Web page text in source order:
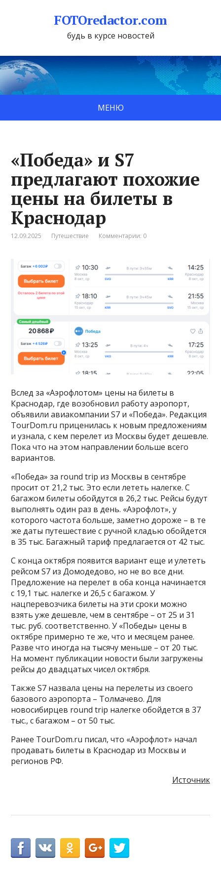
FOTOredactor.com
будь в курсе новостей
МЕНЮ
«Победа» и S7
предлагают похожие
цены на билеты в
Краснодар
12.09.2025 Путешествие Комментарии: 0
Вслед за «Аэрофлотом» цены на билеты в
Краснодар, где возобновил работу аэропорт,
объявили авиакомпании S7 и «Победа». Редакция
TourDom.ru приценилась к новым предложениям
и узнала, с кем перелет из Москвы будет дешевле.
Пока что на этом направлении больше всего
вариантов.
«Победа» за round trip из Москвы в сентябре
просит от 21,2 тыс. Это если лететь налегке. С
багажом билеты обойдутся в 26,2 тыс. Рейсы будут
выполнять один раз в день. «Аэрофлот», у
которого частота больше, заметно дороже – в те
же даты путешествие с ручной кладью обойдется
в 35 тыс. Багажный тариф предлагается от 42 тыс.
С конца октября появится вариант еще и улететь
рейсом S7 из Домодедово, но не во все дни.
Предложение на перелет в оба конца начинается
с 19,1 тыс. налегке и 26,5 с багажом. У
нацперевозчика билеты на эти сроки можно
взять уже дешевле, чем в сентябре – от 25 и 31
тыс. руб. соответственно. У «Победы» цены в
октябре примерно те же, что и месяцем ранее.
Разве что иногда на тысячу меньше – от 20 тыс.
На момент публикации новости были загружены
рейсы до двадцатых чисел октября.
Также S7 назвала цены на перелеты из своего
базового аэропорта – Толмачево. Для
новосибирцев round trip налегке обойдется в 37
тыс., с багажом – от 50 тыс.
Ранее TourDom.ru писал, что «Аэрофлот» начал
продавать билеты в Краснодар из Москвы и
регионов РФ.
Источник